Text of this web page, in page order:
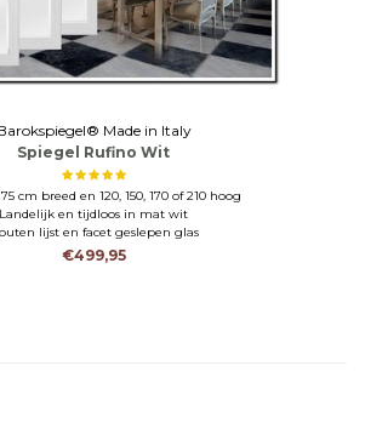
Made in Italy
Spiegel Rufino Wit
cm breed en 120, 150, 170 of 210 hoog
Landelijk en tijdloos in mat wit
lijst en facet geslepen glas
€499,95